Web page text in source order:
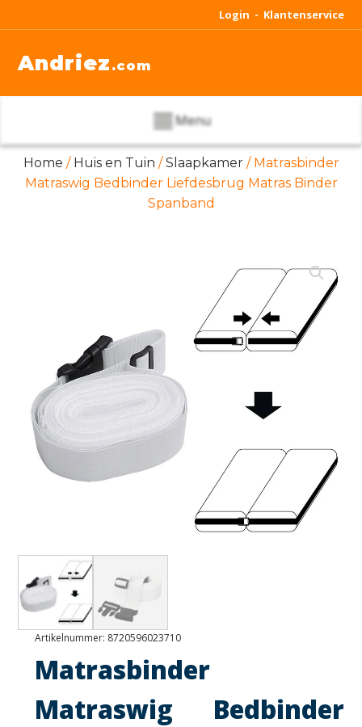
Login - Klantenservice
Andriez .com
Menu
Home / Huis en Tuin /Slaapkamer/ Matrasbinder
Matraswig Bedbinder Liefdesbrug Matras Binder
Spanband
Artikelnummer: 8720596023710
Matrasbinder
Matraswig Bedbinder